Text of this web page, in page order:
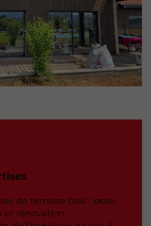
de terrasse bois : pose,
et rénovation